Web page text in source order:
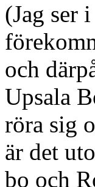
(Jag ser
och
Upsala
röra sig
är det
bo och